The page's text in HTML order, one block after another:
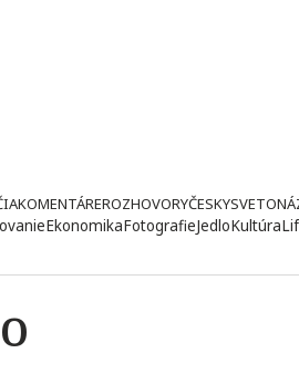
KOMENTÁREROZHOVORYČESKY
EkonomikaFotografieJedloKultúra